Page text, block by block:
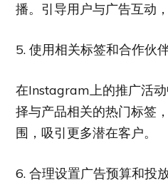
播。引导用户与广告互动
5. 使用相关标签和合作伙
在Instagram上的推广活
择与产品相关的热门标签
围，吸引更多潜在客户。
6. 合理设置广告预算和投